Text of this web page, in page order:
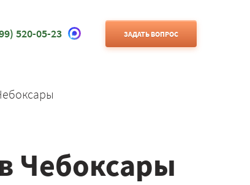
520-05-23 ЗАДАТЬ ВОПРОС
Чебоксары